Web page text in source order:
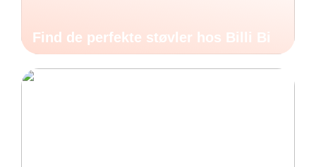
Find de perfekte støvler hos Billi Bi